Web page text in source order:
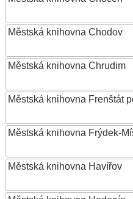
Městská knihovna Chodov
Městská knihovna Chrudim
Městská knihovna Frenštát
Městská knihovna Frýdek-
Městská knihovna Havířov